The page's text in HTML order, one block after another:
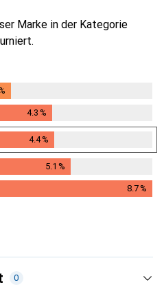
Marke in der Kategorie
4.3 %
4.4%
5.1 %
8.7%
0